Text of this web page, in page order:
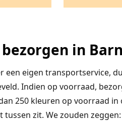
in
een eigen transportservice,
Indien op voorraad,
250 kleuren op voorraad
zit. We zouden